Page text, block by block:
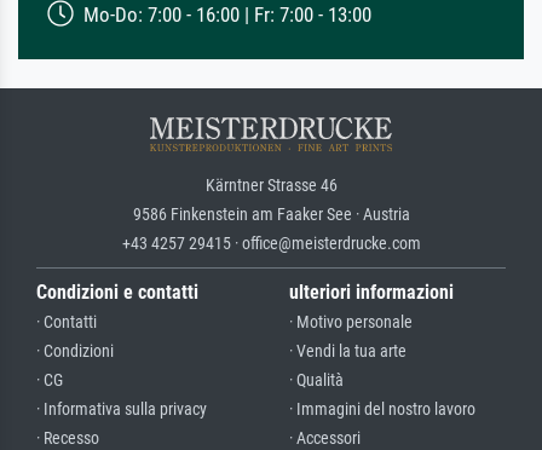
Mo-Do: 7:00 - 16:00 | Fr: 7:00 - 13:00
Kärntner Strasse 46
9586 Finkenstein am Faaker See · Austria
+43 4257 29415 · office@meisterdrucke.com
Condizioni e contatti
· Contatti
· Condizioni
· CG
· Informativa sulla privacy
· Recesso
ulteriori informazioni
· Motivo personale
· Vendi la tua arte
· Qualità
· Immagini del nostro lavoro
· Accessori